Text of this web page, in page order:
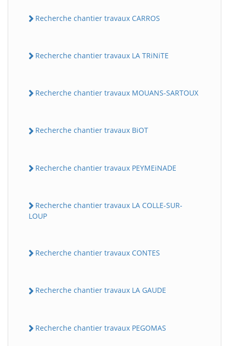
Recherche chantier travaux CARROS
Recherche chantier travaux LA TRiNiTE
Recherche chantier travaux MOUANS-SARTOUX
Recherche chantier travaux BiOT
Recherche chantier travaux PEYMEiNADE
Recherche chantier travaux LA COLLE-SUR-
LOUP
Recherche chantier travaux CONTES
Recherche chantier travaux LA GAUDE
Recherche chantier travaux PEGOMAS